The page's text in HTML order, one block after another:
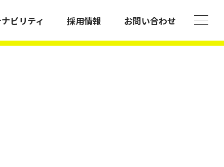
ビリティ 採用情報 お問い合わせ